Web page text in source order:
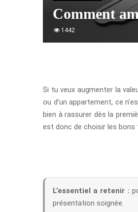
Comment
1442
Si tu veux augmenter la
ou d’un appartement, ce
bien à rassurer dès la
est donc de choisir les bons
L’essentiel a retenir :
présentation soignée.